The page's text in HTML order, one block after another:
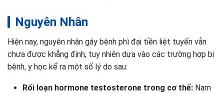
Nguyên Nhân
Hiện nay, nguyên nhân gây bệnh phì đại tiền liệt tuyến vẫn
chưa được khẳng định, tuy nhiên dựa vào các trường hợp bị
bệnh, y học kể ra một số lý do sau:
Rối loạn hormone testosterone trong cơ thể: Nam